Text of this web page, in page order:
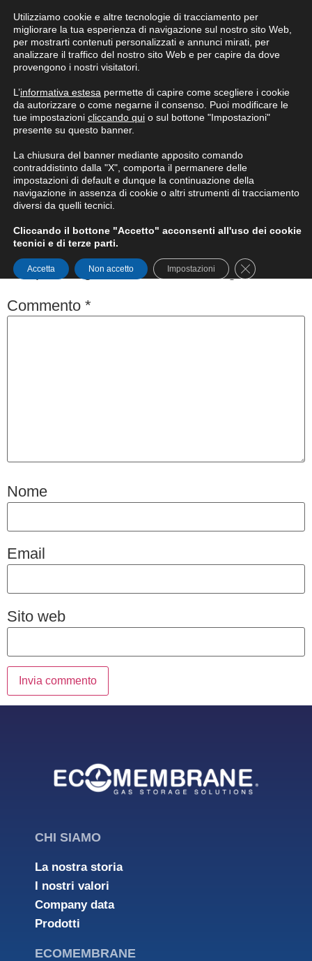
Condizioni generali di fornitura
Transutilizatcia
Lascia un commento
Il tuo indirizzo email non sarà pubblicato.
campi obbligatori sono contrassegnati
Commento *
Nome
Email
Sito web
CHI SIAMO
La nostra storia
I nostri valori
Company data
Prodotti
ECOMEMBRANE
Utilizziamo cookie e altre tecnologie di tracciamento per
migliorare la tua esperienza di navigazione sul nostro sito Web,
per mostrarti contenuti personalizzati e annunci mirati, per
analizzare il traffico del nostro sito Web e per capire da dove
provengono i nostri visitatori.
L’informativa estesa permette di capire come scegliere i cookie
da autorizzare o come negarne il consenso. Puoi modificare le
tue impostazioni cliccando qui o sul bottone "Impostazioni"
presente su questo banner.
La chiusura del banner mediante apposito comando
contraddistinto dalla "X", comporta il permanere delle
impostazioni di default e dunque la continuazione della
navigazione in assenza di cookie o altri strumenti di tracciamento
diversi da quelli tecnici.
Cliccando il bottone "Accetto" acconsenti all'uso dei cookie
tecnici e di terze parti.
Accetta Non accetto Impostazioni Close GDPR